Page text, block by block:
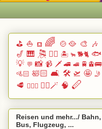
⛳ ⛵ ⛾ 🌈 🍲🥘 🎨 🎶
🎷 🎹 🎘 🏄🏽 🏝️ 🐂 🐕🐈 🐟
💡 💬 📸 📹 🗡️ 🚄 🚅 🚆🚊🚌
🚵🏻 🛀🏻 🛋️ 🛠️ 🛫 🤩 🤳
🥩 🧗🏻‍♀️ 🧙‍♂️🪄 🧠 🪈
Reisen und mehr.../ Bahn,
Bus, Flugzeug, ...